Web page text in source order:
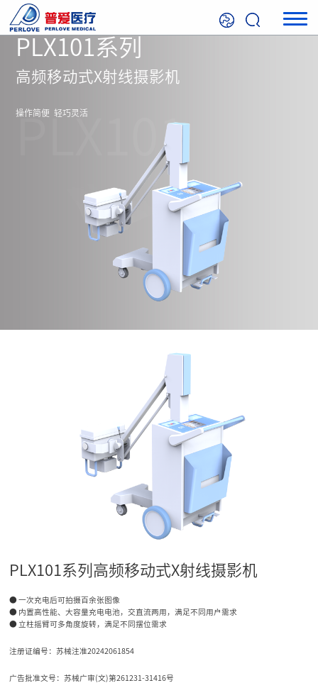
PLX101系列
高频移动式X射线摄影机
操作简便 轻巧灵活
PLX101
PLX101系列高频移动式X射线摄影机
● 一次充电后可拍摄百余张图像
● 内置高性能、大容量充电电池，交直流两用，满足不同用户需求
● 立柱摇臂可多角度旋转，满足不同摆位需求
注册证编号：苏械注准20242061854
广告批准文号：苏械广审(文)第261231-31416号